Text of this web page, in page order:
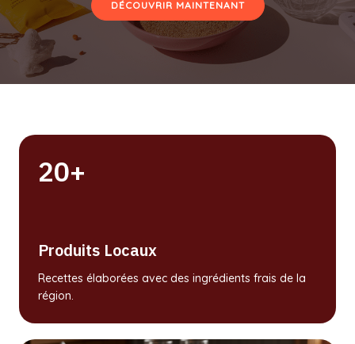
DÉCOUVRIR MAINTENANT
20+
Produits Locaux
Recettes élaborées avec des ingrédients frais de la
région.